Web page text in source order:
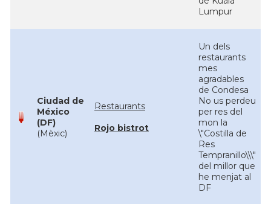
Lumpur
Ciudad de
México
(DF)
(Mèxic)
Restaurants
Rojo bistrot
Un dels
restaurants
mes
agradables
de Condesa
No us perdeu
per res del
mon la
\"Costilla de
Res
Tempranillo\\\"
del millor que
he menjat al
DF